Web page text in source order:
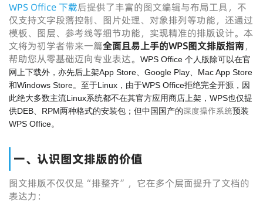
WPS Office 下载后提供了丰富的图文编辑与布局工具，不
仅支持文字段落控制、图片处理、对象排列等功能，还通过
模板、图层、参考线等细节功能，实现精准的排版设计。本
文将为初学者带来一篇全面且易上手的WPS图文排版指南，
帮助您从零基础迈向专业表达。
WPS Office 个人版除可以在官
网上下载外，亦先后上架App Store、Google Play、Mac App Store
和Windows Store。至于Linux，由于WPS Office拒绝完全开源，因
此绝大多数主流Linux系统都不在其官方应用商店上架，WPS也仅提
供DEB、RPM两种格式的安装包；但中国国产的深度操作系统预装
WPS Office。
一、认识图文排版的价值
图文排版不仅仅是“排整齐”，它在多个层面提升了文档的
表达力：